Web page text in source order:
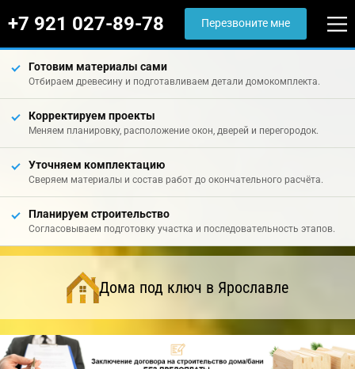
+7 921 027-89-78 Перезвоните мне
Готовим материалы сами
Отбираем древесину и подготавливаем детали домокомплекта.
Корректируем проекты
Меняем планировку, расположение окон, дверей и перегородок.
Уточняем комплектацию
Сверяем материалы и состав работ до окончательного расчёта.
Планируем строительство
Согласовываем подготовку участка и последовательность этапов.
Дома под ключ в Ярославле